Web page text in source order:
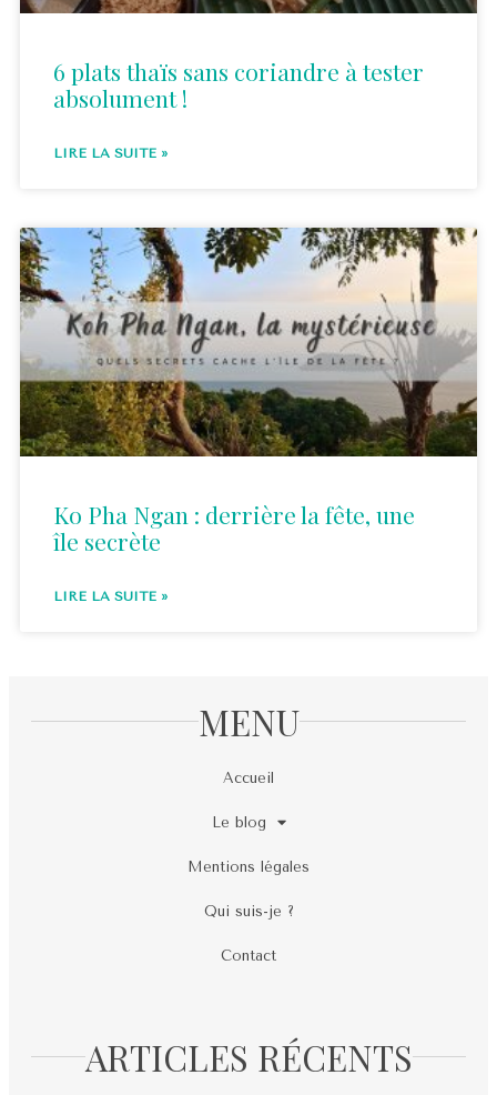
6 plats thaïs sans coriandre à tester
absolument !
LIRE LA SUITE »
Ko Pha Ngan : derrière la fête, une
île secrète
LIRE LA SUITE »
MENU
Accueil
Le blog
Mentions légales
Qui suis-je ?
Contact
ARTICLES RÉCENTS